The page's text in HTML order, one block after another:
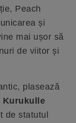
Peach
și
mai ușor să
de viitor și
plasează
Kurukulle
de statutul